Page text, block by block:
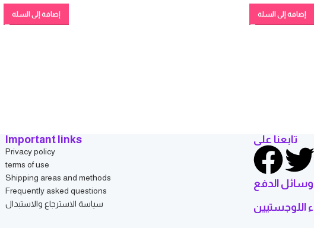
إضافة إلى السلة إضافة إلى السلة
Important links
Privacy policy
terms of use
Shipping areas and methods
Frequently asked questions
سياسة الاسترجاع والاستبدال
تابعنا على
وسائل الدفع
اللوجستيين